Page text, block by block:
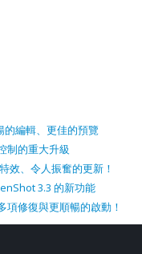
的編輯、更佳的預覽
制的重大升級
效、令人振奮的更新！
3.3 的新功能
修復與更順暢的啟動！